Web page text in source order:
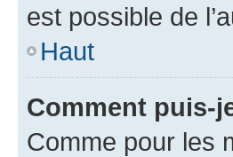
est possible de
Haut
Comment puis-
Comme pour les